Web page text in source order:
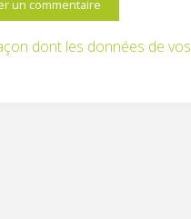
dont les données de